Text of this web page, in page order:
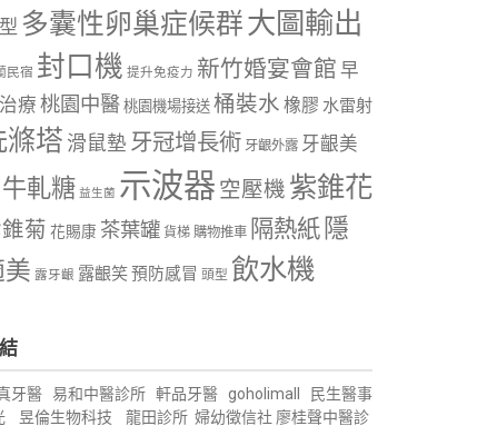
多囊性卵巢症候群大圖輸出
民宿 封口機 提升免疫力 新竹婚宴會館 早
療 桃園中醫 桃園機場接送 桶裝水 橡膠 水雷射
滌塔 滑鼠墊 牙冠增長術 牙齦外露 牙齦美
牛軋糖 益生菌 示波器 空壓機 紫錐花
菊 花賜康 茶葉罐 貨梯 購物推車 隔熱紙 隱
美 露牙齦 露齦笑預防感冒 頭型 飲水機
牙醫 易和中醫診所 軒品牙醫 goholimall
民生醫事
昱倫生物科技 龍田診所 婦幼徵信社 廖桂聲中醫診